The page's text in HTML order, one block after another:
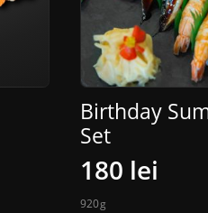
Birthday
Set
180 lei
920g